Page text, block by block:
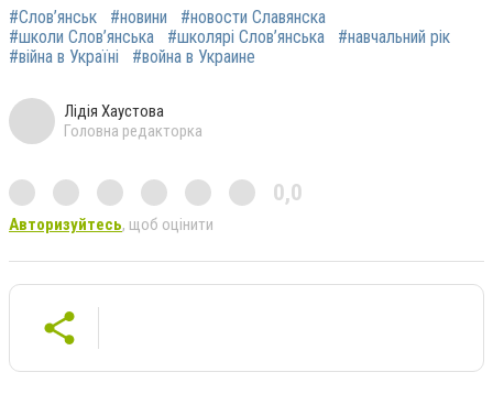
#Слов’янськ #новини
#новости Славянска
#школи Слов’янська
#школярі Слов’янська
#навчальний рік
#війна в Україні
#война в Украине
Лідія Хаустова
Головна редакторка
0,0
Авторизуйтесь, щоб оцінити